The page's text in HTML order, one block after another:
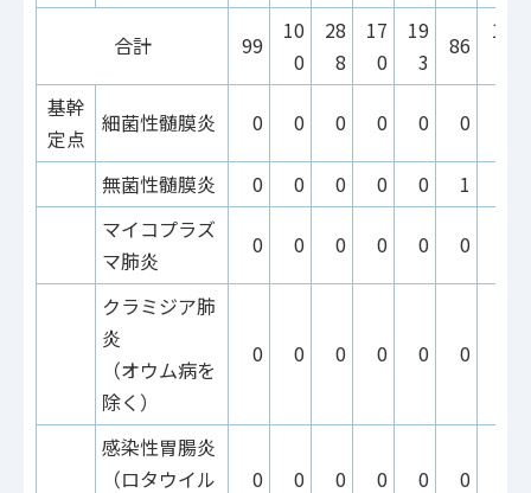
合計 99
10
0
28
8
17
0
19
3
86
19
基幹
定点
細菌性髄膜炎 0 0 0 0 0 0
無菌性髄膜炎 0 0 0 0 0 1
マイコプラズ
マ肺炎
0 0 0 0 0 0
クラミジア肺
炎
（オウム病を
除く）
0 0 0 0 0 0
感染性胃腸炎
（ロタウイル
0 0 0 0 0 0